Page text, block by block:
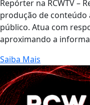
Repórter na RCWTV –
produção de conteúdo
público. Atua com
aproximando a
Saiba Mais